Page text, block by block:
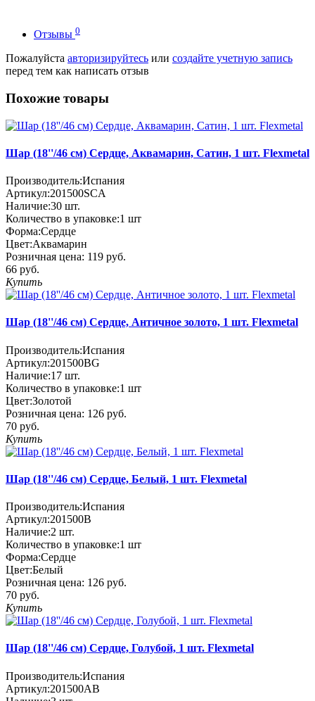
Отзывы 0
Пожалуйста авторизируйтесь или создайте учетную запись
перед тем как написать отзыв
Похожие товары
Шар (18''/46 см) Сердце, Аквамарин, Сатин, 1 шт. Flexmetal
Производитель:Испания
Артикул:201500SCA
Наличие:30 шт.
Количество в упаковке:1 шт
Форма:Сердце
Цвет:Аквамарин
Розничная цена: 119 руб.
66 руб.
Купить
Шар (18''/46 см) Сердце, Античное золото, 1 шт. Flexmetal
Производитель:Испания
Артикул:201500BG
Наличие:17 шт.
Количество в упаковке:1 шт
Цвет:Золотой
Розничная цена: 126 руб.
70 руб.
Купить
Шар (18''/46 см) Сердце, Белый, 1 шт. Flexmetal
Производитель:Испания
Артикул:201500B
Наличие:2 шт.
Количество в упаковке:1 шт
Форма:Сердце
Цвет:Белый
Розничная цена: 126 руб.
70 руб.
Купить
Шар (18''/46 см) Сердце, Голубой, 1 шт. Flexmetal
Производитель:Испания
Артикул:201500AB